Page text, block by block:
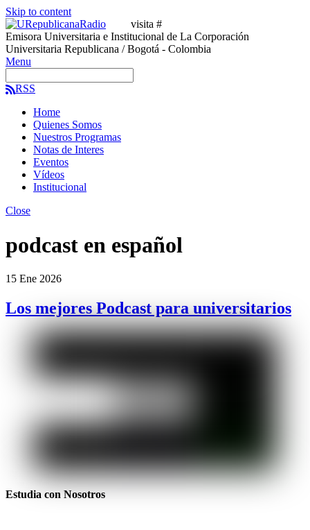
Skip to content
visita #
Emisora Universitaria e Institucional de La Corporación
Universitaria Republicana / Bogotá - Colombia
Menu
RSS
Home
Quienes Somos
Nuestros Programas
Notas de Interes
Eventos
Vídeos
Institucional
Close
podcast en español
15 Ene 2026
Los mejores Podcast para universitarios
Estudia con Nosotros